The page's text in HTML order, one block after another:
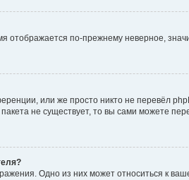
отображается по-прежнему неверное,
или же просто никто не перевёл
пакета не существует, то вы сами можете
Одно из них может относиться к